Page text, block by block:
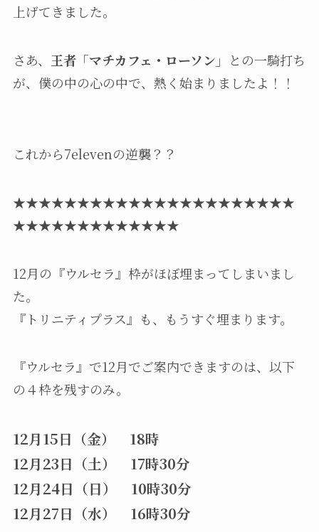
上げてきました。
さあ、 王者「マチカフェ・ローソン」
との一騎打ち
が、僕の中の心の中で、熱く始まりましたよ！！
これから7elevenの逆襲？？
★★★★★★★★★★★★★★★★★★★★★★
★★★★★★★★★★★★★
12月の『ウルセラ』枠がほぼ埋まってしまいまし
た。
『トリニティプラス』も、もうすぐ埋まります。
『ウルセラ』で12月でご案内できますのは、以下
の４枠を残すのみ。
12月15日（金） 18時
12月23日（土） 17時30分
12月24日（日） 10時30分
12月27日（水） 16時30分